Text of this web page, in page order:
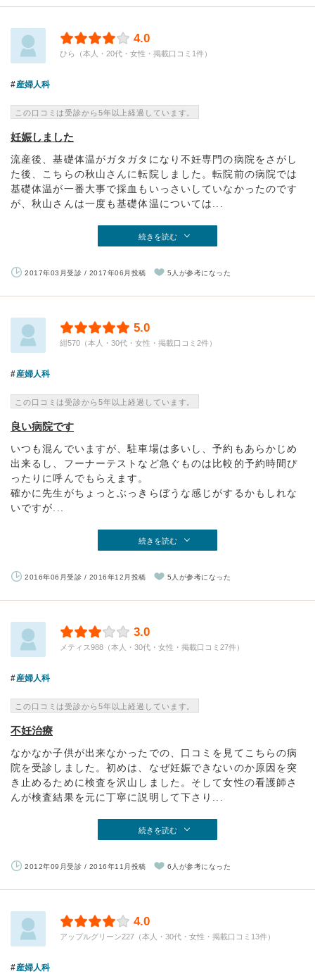
4.0
ひら（本人・20代・女性・掲載口コミ1件）
産婦人科
この口コミは受診から5年以上経過しています。
妊娠しました
流産後、基礎体温がガタガタになり不妊専門の病院をさがし
た後、こちらの秋山さんに転院しました。転院前の病院では
基礎体温が一番大事で採血もいっさいしていなかったのです
が、秋山さんは一度も基礎体温については...
続きを読む
2017年03月受診 / 2017年06月投稿 5人が参考になった
5.0
紺570（本人・30代・女性・掲載口コミ2件）
産婦人科
この口コミは受診から5年以上経過しています。
良い病院です
いつも混んでいますが、駐車場は多いし、予約もあらかじめ
出来るし、フーナーテストなど急ぐものは比較的予約時間ぴ
ったりに呼んでもらえます。
確かに先生がちょっとぶっきらぼうな感じがするかもしれな
いですが...
続きを読む
2016年06月受診 / 2016年12月投稿 5人が参考になった
3.0
メティス988（本人・30代・女性・掲載口コミ27件）
産婦人科
この口コミは受診から5年以上経過しています。
不妊治療
なかなか子供が出来なかったでの、口コミを見てこちらの病
院を受診しました。初めは、なぜ妊娠できないのか原因を突
き止めるために検査を沢山しました。そして女性の看護師さ
んが検査結果を元に丁寧に説明して下さり...
続きを読む
2012年09月受診 / 2016年11月投稿 6人が参考になった
4.0
アップルグリーン227（本人・30代・女性・掲載口コミ13件）
産婦人科